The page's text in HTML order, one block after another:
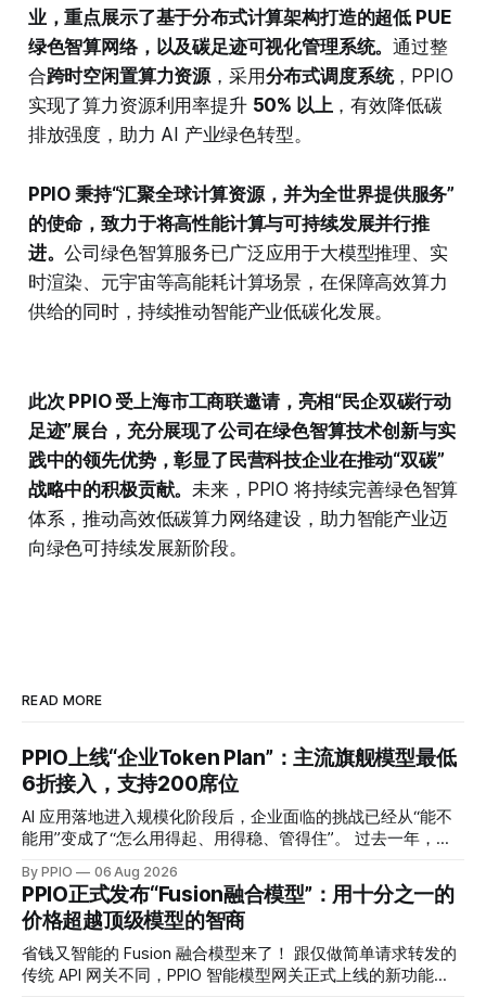
业，重点展示了基于分布式计算架构打造的超低 PUE
绿色智算网络，以及碳足迹可视化管理系统。通过整
合跨时空闲置算力资源 ，采用分布式调度系统，PPIO
实现了算力资源利用率提升 50% 以上 ，有效降低碳
排放强度，助力 AI 产业绿色转型。
PPIO 秉持“汇聚全球计算资源，并为全世界提供服务”
的使命，致力于将高性能计算与可持续发展并行推
进。公司绿色智算服务已广泛应用于大模型推理、实
时渲染、元宇宙等高能耗计算场景，在保障高效算力
供给的同时，持续推动智能产业低碳化发展。
此次 PPIO 受上海市工商联邀请，亮相“民企双碳行动
足迹”展台，充分展现了公司在绿色智算技术创新与实
践中的领先优势，彰显了民营科技企业在推动“双碳”
战略中的积极贡献。 未来，PPIO 将持续完善绿色智算
体系，推动高效低碳算力网络建设，助力智能产业迈
向绿色可持续发展新阶段。
READ MORE
PPIO上线“企业Token Plan”：主流旗舰模型最低
6折接入，支持200席位
AI 应用落地进入规模化阶段后，企业面临的挑战已经从“能不
能用”变成了“怎么用得起、用得稳、管得住”。 过去一年，模
的 AI 预算问题消失。主流可用的模型从三五个变成了十几
个，每家厂商定价体系不同，缓存机制不同，并发限制也不
同。多模型混用的企业团队，往往需要维护多个账户、多套账
单，遇到某个模型价格调整或服务波动时处理起来相当被动。
而现在，PPIO 发布的企业 Token Plan，正是要解决这些问
By PPIO 06 Aug 2026
PPIO正式发布“Fusion融合模型”：用十分之一的
价格超越顶级模型的智商
省钱又智能的 Fusion 融合模型来了！ 跟仅做简单请求转发的
传统 API 网关不同，PPIO 智能模型网关正式上线的新功能